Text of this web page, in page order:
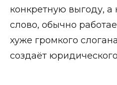
конкретную выгоду, а
слово, обычно
хуже громкого
создаёт